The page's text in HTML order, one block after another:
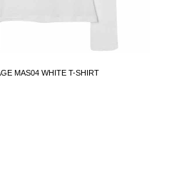
MAS04 WHITE T-SHIRT